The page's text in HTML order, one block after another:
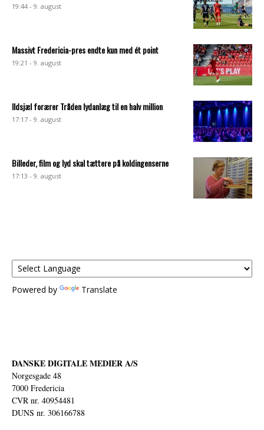
19:44 - 9. august
Massivt Fredericia-pres endte kun med ét point
19:21 - 9. august
Ildsjæl forærer Tråden lydanlæg til en halv million
17:17 - 9. august
Billeder, film og lyd skal tættere på koldingenserne
17:13 - 9. august
Powered by Translate
DANSKE DIGITALE MEDIER A/S
Norgesgade 48
7000 Fredericia
CVR nr. 40954481
DUNS nr. 306166788